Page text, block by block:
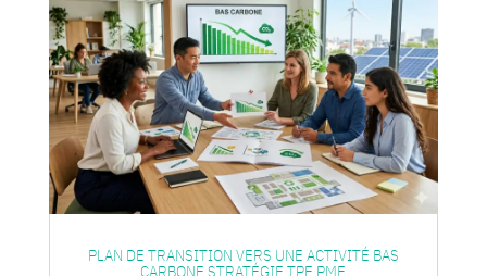
PLAN DE TRANSITION VERS UNE ACTIVITÉ BAS
CARBONE STRATÉGIE TPE PME